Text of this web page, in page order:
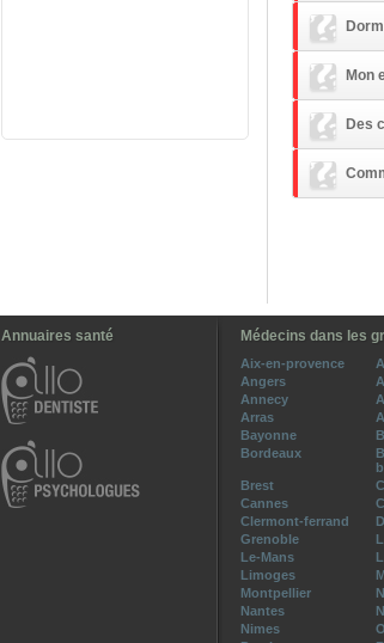
Mon
Des
Annuaires santé Médecins dans les
Aix-en-provence
Angers
Annecy
Arras
Bayonne
Bordeaux
Brest
Cannes
Clermont-ferrand
Grenoble
Le-Mans
Limoges
Montpellier
Nantes
Nimes